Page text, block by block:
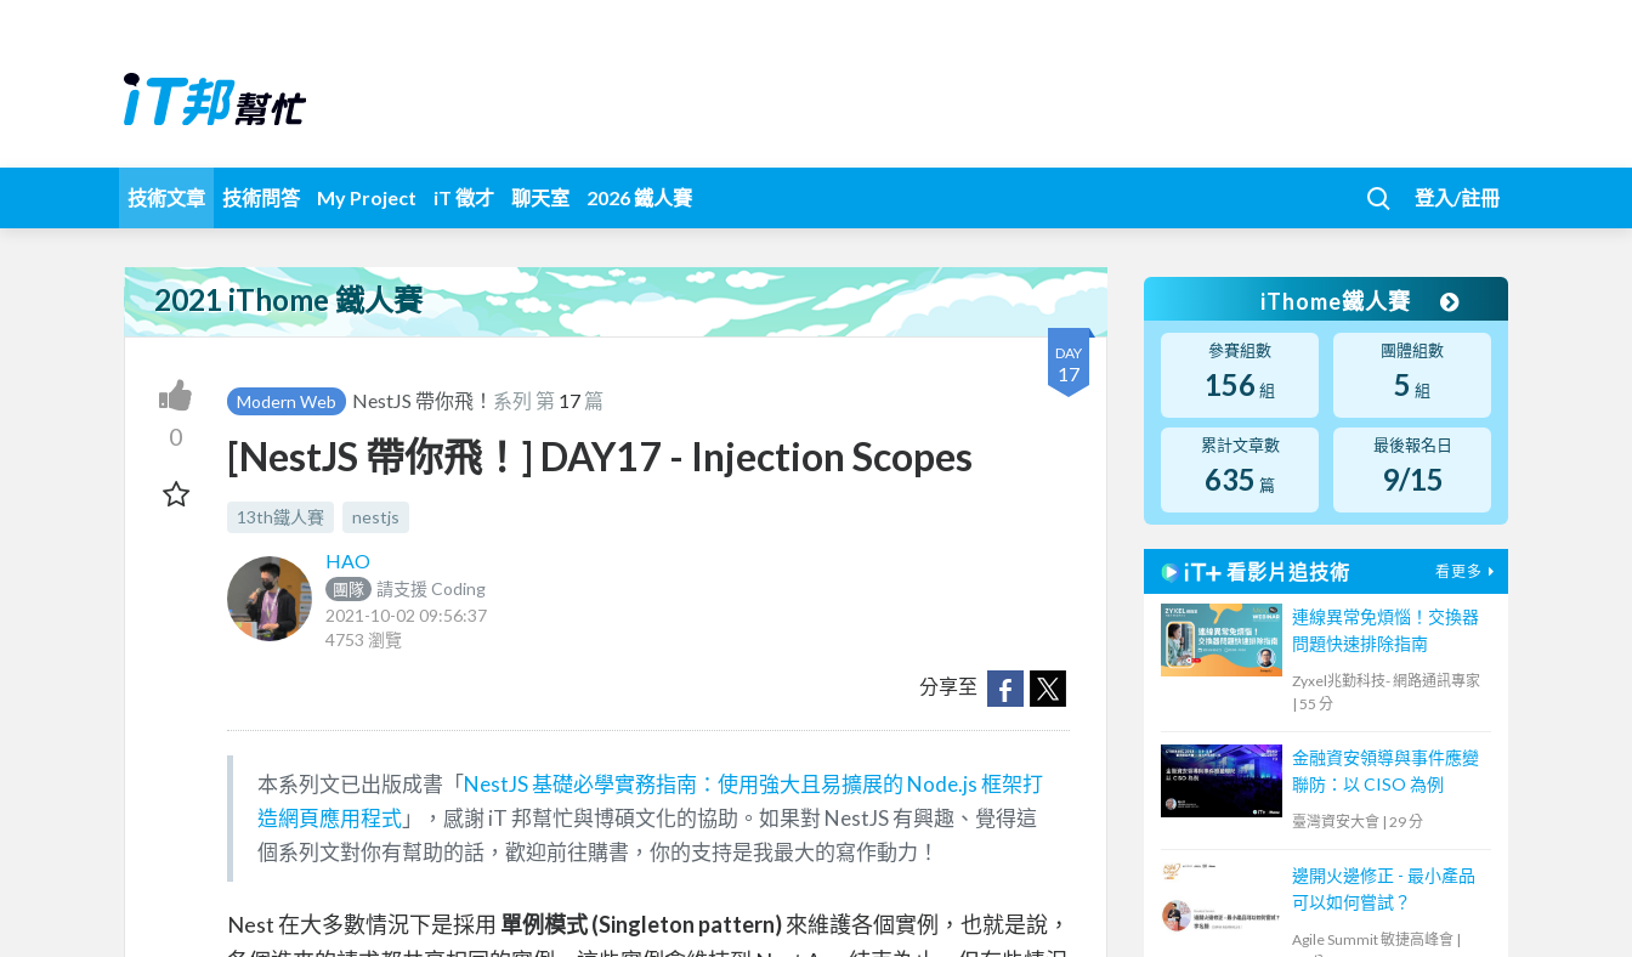
技術文章 技術問答 My Project iT 徵才 聊天室 2026 鐵人賽 登入/註冊
2021 iThome 鐵人賽
DAY
17
0
Modern Web NestJS 帶你飛！ 系列 第 17 篇
[NestJS 帶你飛！] DAY17 - Injection Scopes
13th鐵人賽 nestjs
HAO
團隊
請支援 Coding
2021-10-02 09:56:37
4753 瀏覽
分享至
本系列文已出版成書「NestJS 基礎必學實務指南：使用強大且易擴展的 Node.js 框架打
造網頁應用程式」，感謝 iT 邦幫忙與博碩文化的協助。如果對 NestJS 有興趣、覺得這
個系列文對你有幫助的話，歡迎前往購書，你的支持是我最大的寫作動力！
Nest 在大多數情況下是採用 單例模式 (Singleton pattern)來維護各個實例，也就是說，
iThome鐵人賽
參賽組數
156 組
團體組數
5 組
累計文章數
635 篇
最後報名日
9/15
看影片追技術 看更多
連線異常免煩惱！交換器
問題快速排除指南
Zyxel兆勤科技- 網路通訊專家
| 55 分
金融資安領導與事件應變
聯防：以 CISO 為例
臺灣資安大會 | 29 分
邊開火邊修正 - 最小產品
可以如何嘗試？
Agile Summit 敏捷高峰會 |